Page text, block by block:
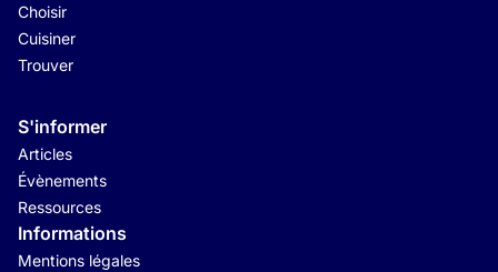
Choisir
Cuisiner
Trouver
S'informer
Articles
Évènements
Ressources
Informations
Mentions légales